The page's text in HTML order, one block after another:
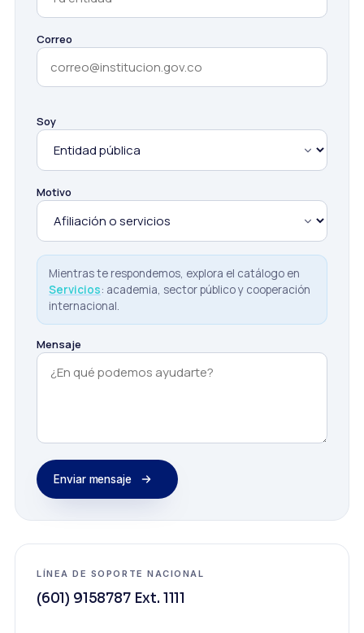
Correo
Soy
Motivo
Mientras te respondemos, explora el catálogo en
Servicios: academia, sector público y cooperación
internacional.
Mensaje
Enviar mensaje
LÍNEA DE SOPORTE NACIONAL
(601) 9158787Ext. 1111